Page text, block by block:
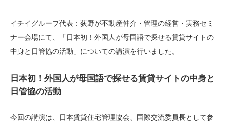
イチイグループ代表：荻野が不動産仲介・管理の経営・実務セミ
ナー会場にて、「日本初！外国人が母国語で探せる賃貸サイトの
中身と日管協の活動」についての講演を行いました。
日本初！外国人が母国語で探せる賃貸サイトの中身と
日管協の活動
今回の講演は、日本賃貸住宅管理協会、国際交流委員長として参